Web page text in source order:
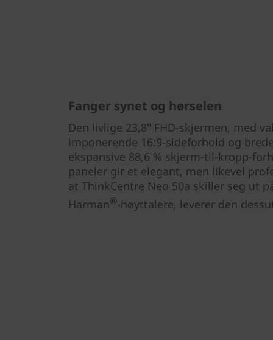
Fanger synet og hørselen
Den livlige 23,8" FHD-skjermen, med
imponerende 16:9-sideforhold og
ekspansive 88,6 % skjerm-til-kropp-
paneler gir et elegant, men likevel
at ThinkCentre Neo 50a skiller seg ut
Harman®-høyttalere, leverer den